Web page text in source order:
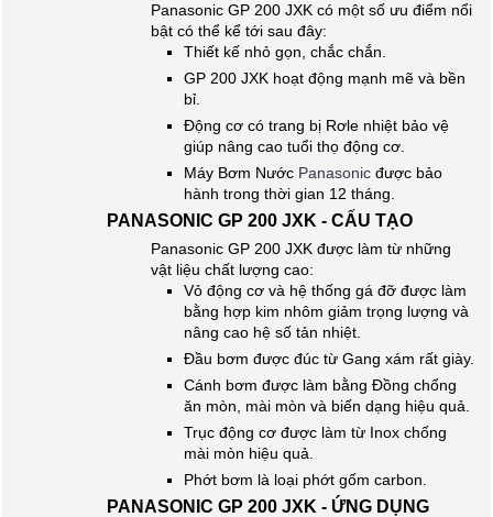
Panasonic GP 200 JXK có một số ưu điểm nổi
bật có thể kể tới sau đây:
Thiết kế nhỏ gọn, chắc chắn.
GP 200 JXK hoạt động mạnh mẽ và bền
bỉ.
Động cơ có trang bị Rơle nhiệt bảo vệ
giúp nâng cao tuổi thọ động cơ.
Máy Bơm Nước Panasonic được bảo
hành trong thời gian 12 tháng.
PANASONIC GP 200 JXK - CẤU TẠO
Panasonic GP 200 JXK được làm từ những
vật liệu chất lượng cao:
Vỏ động cơ và hệ thống gá đỡ được làm
bằng hợp kim nhôm giảm trọng lượng và
nâng cao hệ số tản nhiệt.
Đầu bơm được đúc từ Gang xám rất giày.
Cánh bơm được làm bằng Đồng chống
ăn mòn, mài mòn và biến dạng hiệu quả.
Trục động cơ được làm từ Inox chống
mài mòn hiệu quả.
Phớt bơm là loại phớt gốm carbon.
PANASONIC GP 200 JXK - ỨNG DỤNG